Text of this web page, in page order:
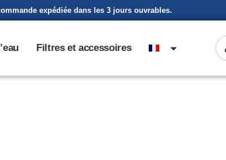
expédiée dans les 3 jours ouvrables.
Filtres et accessoires